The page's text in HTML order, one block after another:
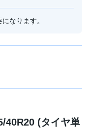
なります。
40R20 (タイヤ単